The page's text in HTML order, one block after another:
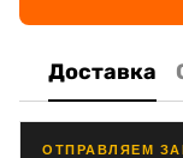
Доставка
ОТПРАВЛЯЕМ